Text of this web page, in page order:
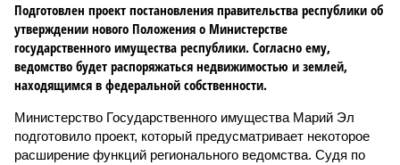
Подготовлен проект постановления правительства республики об
утверждении нового Положения о Министерстве
государственного имущества республики. Согласно ему,
ведомство будет распоряжаться недвижимостью и землей,
находящимся в федеральной собственности.
Министерство Государственного имущества Марий Эл
подготовило проект, который предусматривает некоторое
расширение функций регионального ведомства. Судя по